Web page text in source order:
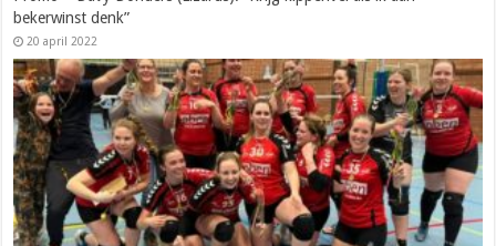
bekerwinst denk”
20 april 2022